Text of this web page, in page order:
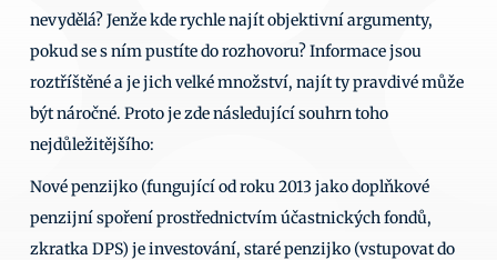
nevydělá? Jenže kde rychle najít objektivní argumenty,
pokud se s ním pustíte do rozhovoru? Informace jsou
roztříštěné a je jich velké množství, najít ty pravdivé může
být náročné. Proto je zde následující souhrn toho
nejdůležitějšího:
Nové penzijko (fungující od roku 2013 jako doplňkové
penzijní spoření prostřednictvím účastnických fondů,
zkratka DPS) je investování, staré penzijko (vstupovat do